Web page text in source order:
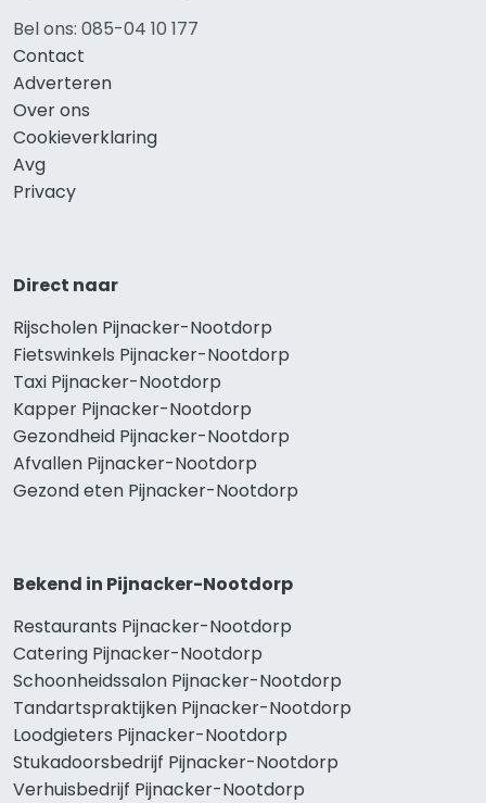
Bel ons: 085-04 10 177
Contact
Adverteren
Over ons
Cookieverklaring
Avg
Privacy
Direct naar
Rijscholen Pijnacker-Nootdorp
Fietswinkels Pijnacker-Nootdorp
Taxi Pijnacker-Nootdorp
Kapper Pijnacker-Nootdorp
Gezondheid Pijnacker-Nootdorp
Afvallen Pijnacker-Nootdorp
Gezond eten Pijnacker-Nootdorp
Bekend in Pijnacker-Nootdorp
Restaurants Pijnacker-Nootdorp
Catering Pijnacker-Nootdorp
Schoonheidssalon Pijnacker-Nootdorp
Tandartspraktijken Pijnacker-Nootdorp
Loodgieters Pijnacker-Nootdorp
Stukadoorsbedrijf Pijnacker-Nootdorp
Verhuisbedrijf Pijnacker-Nootdorp